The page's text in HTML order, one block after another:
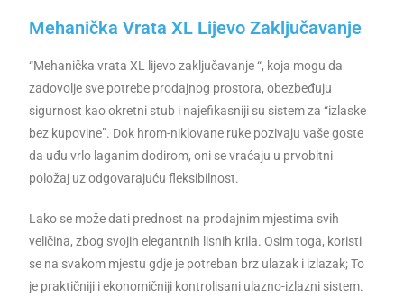
Mehanička Vrata XL Lijevo Zaključavanje
“Mehanička vrata XL lijevo zaključavanje “, koja mogu da
zadovolje sve potrebe prodajnog prostora, obezbeđuju
sigurnost kao okretni stub i najefikasniji su sistem za “izlaske
bez kupovine”. Dok hrom-niklovane ruke pozivaju vaše goste
da uđu vrlo laganim dodirom, oni se vraćaju u prvobitni
položaj uz odgovarajuću fleksibilnost.
Lako se može dati prednost na prodajnim mjestima svih
veličina, zbog svojih elegantnih lisnih krila. Osim toga, koristi
se na svakom mjestu gdje je potreban brz ulazak i izlazak; To
je praktičniji i ekonomičniji kontrolisani ulazno-izlazni sistem.